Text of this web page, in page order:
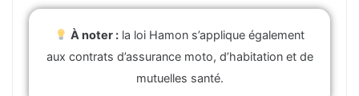
À noter : la loi Hamon s’applique également
aux contrats d’assurance moto, d’habitation et de
mutuelles santé.